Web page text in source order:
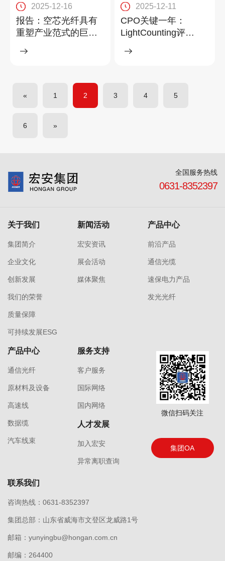
2025-12-16
报告：空芯光纤具有
重塑产业范式的巨大
2025-12-11
CPO关键一年：
LightCounting评
AI
« 1 2 3 4 5
6 »
全国服务热线
0631-8352397
关于我们
集团简介
企业文化
创新发展
我们的荣誉
质量保障
可持续发展ESG
新闻活动
宏安资讯
展会活动
媒体聚焦
产品中心
前沿产品
通信光缆
速保电力产品
发光光纤
产品中心
通信光纤
原材料及设备
高速线
数据缆
汽车线束
服务支持
客户服务
国际网络
国内网络
人才发展
加入宏安
异常离职查询
微信扫码关注
集团OA
联系我们
咨询热线：0631-8352397
集团总部：山东省威海市文登区龙威路1号
邮箱：yunyingbu@hongan.com.cn
邮编：264400